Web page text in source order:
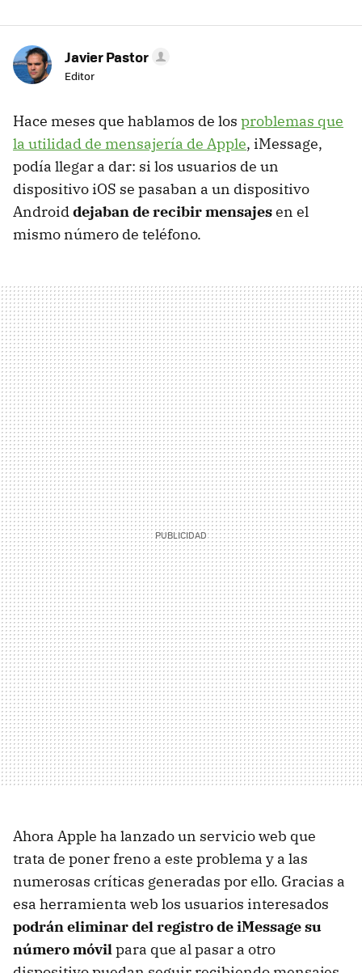
Javier Pastor
Editor
Hace meses que hablamos de los problemas que
la utilidad de mensajería de Apple, iMessage,
podía llegar a dar: si los usuarios de un
dispositivo iOS se pasaban a un dispositivo
Androiddejaban de recibir mensajesen el
mismo número de teléfono.
Ahora Apple ha lanzado un servicio web que
trata de poner freno a este problema y a las
numerosas críticas generadas por ello. Gracias a
esa herramienta web los usuarios interesados
podrán eliminar del registro de iMessage su
número móvilpara que al pasar a otro